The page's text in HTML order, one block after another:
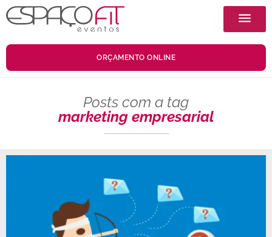
ORÇAMENTO ONLINE
Posts com a tag
marketing empresarial